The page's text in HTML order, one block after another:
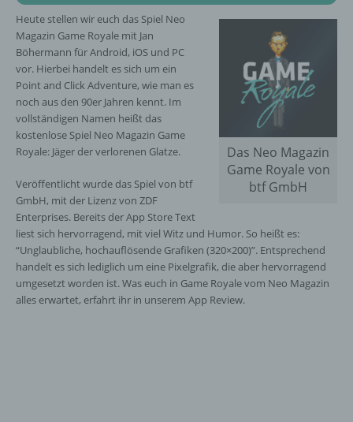
Das Neo Magazin
Game Royale von
btf GmbH
Heute stellen wir euch das Spiel Neo
Magazin Game Royale mit Jan
Böhermann für Android, iOS und PC
vor. Hierbei handelt es sich um ein
Point and Click Adventure, wie man es
noch aus den 90er Jahren kennt. Im
vollständigen Namen heißt das
kostenlose Spiel Neo Magazin Game
Royale: Jäger der verlorenen Glatze.
Veröffentlicht wurde das Spiel von btf
GmbH, mit der Lizenz von ZDF
Enterprises. Bereits der App Store Text
liest sich hervorragend, mit viel Witz und Humor. So heißt es:
“Unglaubliche, hochauflösende Grafiken (320×200)”. Entsprechend
handelt es sich lediglich um eine Pixelgrafik, die aber hervorragend
umgesetzt worden ist. Was euch in Game Royale vom Neo Magazin
alles erwartet, erfahrt ihr in unserem App Review.